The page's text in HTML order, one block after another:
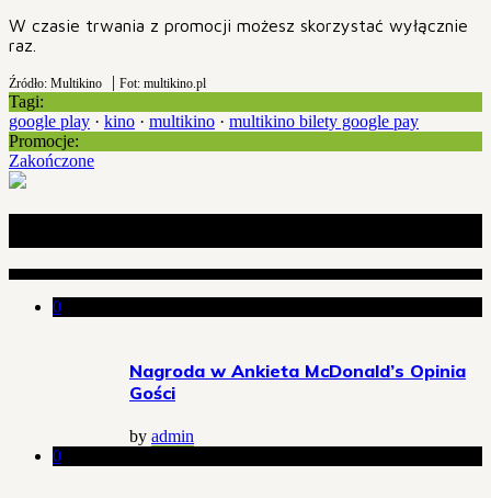
W czasie trwania z promocji możesz skorzystać wyłącznie
raz.
Źródło: Multikino Fot: multikino.pl
Tagi:
google play · kino · multikino · multikino bilety google pay
Promocje:
Zakończone
0
Nagroda w Ankieta McDonald’s Opinia
Gości
by admin
0